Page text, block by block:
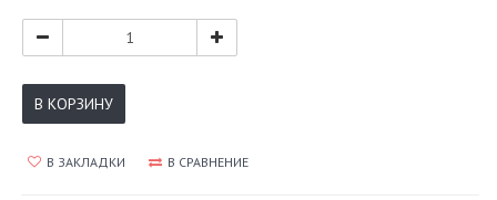
В КОРЗИНУ
В ЗАКЛАДКИ В СРАВНЕНИЕ